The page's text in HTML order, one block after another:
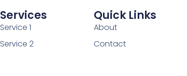
Services
Service 1
Service 2
Quick Links
About
Contact